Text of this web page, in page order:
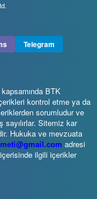
Telegram
BTK
kontrol etme ya da
sorumludur ve
Sitemiz kar
Hukuka ve mevzuata
adresi
ilgili içerikler